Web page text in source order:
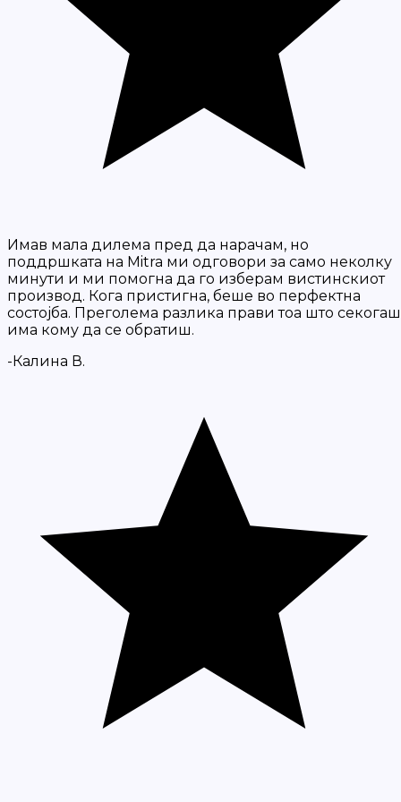
Имав мала дилема пред да нарачам, но
поддршката на Mitra ми одговори за само неколку
минути и ми помогна да го изберам вистинскиот
производ. Кога пристигна, беше во перфектна
состојба. Преголема разлика прави тоа што секогаш
има кому да се обратиш.
-Калина В.